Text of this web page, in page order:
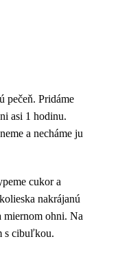
pečeň. Pridáme
asi 1 hodinu.
a necháme ju
cukor a
nakrájanú
miernom ohni. Na
s cibuľkou.